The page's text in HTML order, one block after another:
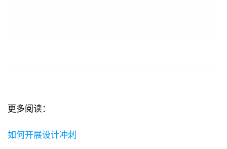
更多阅读：
如何开展设计冲刺